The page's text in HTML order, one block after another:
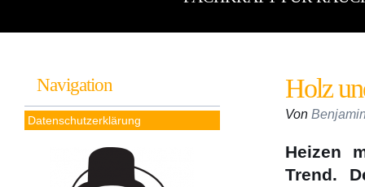
Holz
Von
Heizen
Trend.
Navigation
Datenschutzerklärung